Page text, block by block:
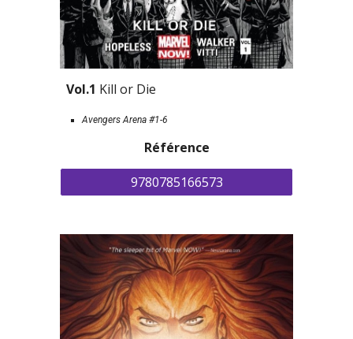
Vol.1 Kill or Die
Avengers Arena #1-6
Référence
9780785166573